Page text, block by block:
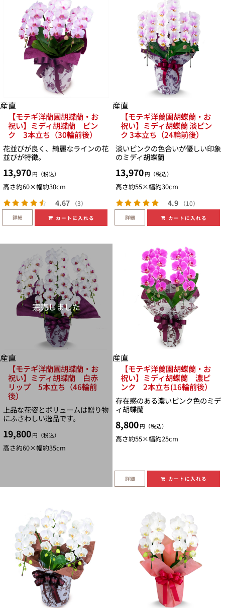
産直
【モテギ洋蘭園胡蝶蘭・お
祝い】ミディ胡蝶蘭 ピン
ク 3本立ち（30輪前後）
花並びが良く、綺麗なラインの花
並びが特徴。
13,970 円（税込）
高さ約60×幅約30cm
4.67 （3）
詳細 カートに入れる
産直
【モテギ洋蘭園胡蝶蘭・お
祝い】ミディ胡蝶蘭 淡ピン
ク 3本立ち（24輪前後）
淡いピンクの色合いが優しい印象
のミディ胡蝶蘭
13,970 円（税込）
高さ約55×幅約30cm
4.9 （10）
詳細 カートに入れる
産直
【モテギ洋蘭園胡蝶蘭・お
祝い】ミディ胡蝶蘭 白赤
リップ 5本立ち（46輪前
後）
上品な花姿とボリュームは贈り物
にふさわしい逸品です。
19,800 円（税込）
高さ約60×幅約35cm
完売しました
産直
【モテギ洋蘭園胡蝶蘭・お
祝い】ミディ胡蝶蘭 濃ピ
ンク 2本立ち(16輪前後）
存在感のある濃いピンク色のミデ
ィ胡蝶蘭
8,800 円（税込）
高さ約55×幅約25cm
詳細 カートに入れる